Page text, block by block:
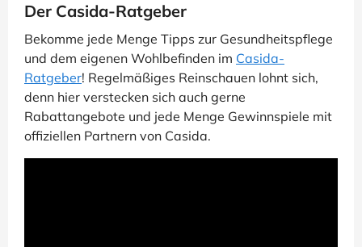
Der Casida-Ratgeber
Bekomme jede Menge Tipps zur Gesundheitspflege
und dem eigenen Wohlbefinden im Casida-
Ratgeber! Regelmäßiges Reinschauen lohnt sich,
denn hier verstecken sich auch gerne
Rabattangebote und jede Menge Gewinnspiele mit
offiziellen Partnern von Casida.